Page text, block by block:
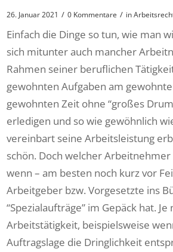
26. Januar 2021 / 0 Kommentare / in
Einfach die Dinge so tun, wie man
sich mitunter auch mancher
Rahmen seiner beruflichen
gewohnten Aufgaben am
gewohnten Zeit ohne “großes
erledigen und so wie gewöhnlich
vereinbart seine Arbeitsleistung
schön. Doch welcher
wenn – am besten noch kurz vor
Arbeitgeber bzw. Vorgesetzte ins
“Spezialaufträge” im Gepäck hat. Je
Arbeitstätigkeit, beispielsweise
Auftragslage die Dringlichkeit